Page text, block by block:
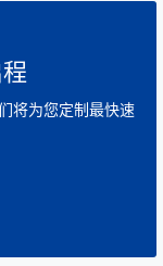
将为您定制最快速